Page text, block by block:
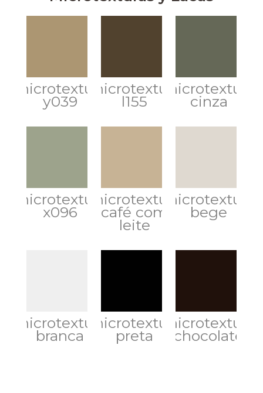
microtextura
y039
microtextura
l155
microtextura
cinza
microtextura
x096
microtextura
café com
leite
microtextura
bege
microtextura
branca
microtextura
preta
microtextura
chocolate